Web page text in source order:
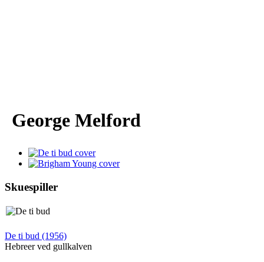
George Melford
Skuespiller
De ti bud (1956)
Hebreer ved gullkalven